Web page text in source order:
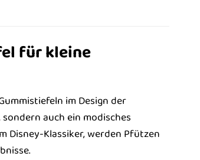
für kleine
im Design der
auch ein modisches
Disney-Klassiker, werden Pfützen